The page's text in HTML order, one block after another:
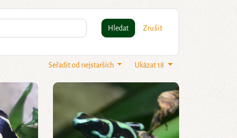
Hledat Zrušit
Ukázat 18
Seřadit od nejstarších